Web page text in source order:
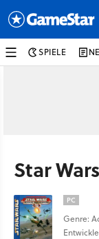
SPIELE
Star
PC
Genre: